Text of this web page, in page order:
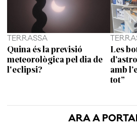
ARA A
TERRASSA
Quina és la previsió
meteorològica pel dia de
l'eclipsi?
Les
amb
tot”